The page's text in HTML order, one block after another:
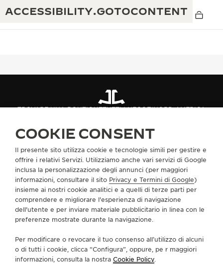
ACCESSIBILITY.GOTOCONTENT
GARANZIA JAEGER-LECOULTRE
GARANZIA DEI SEGNATEMPO
GARANZIA ATMOS
THE GOLDEN RATIO MUSICAL SHOW
MOSTRA “THE PERPETUAL
TIMEKEEPER”
THE DREAM SHAPER
REVERSO STORIES
THE SOUND MAKER
THE STELLAR ODYSSEY
ECCELLENZA: OLTRE 190 ANNI DI TRADIZIONE
MAESTRIA: 108 MESTIERI
TROVARE UNA BOUTIQUETUTTI I NEGOZINORD AMERICA
VAI ALLA PAGINA INSTAGRAM DI JAEGER-
VAI ALLA PAGINA LINKEDIN DI JAEGER-
VAI ALLA PAGINA FACEBOOK DI
VAI ALLA PAGINA YOUTUBE
VAI ALLA PAGINA
VAI ALLA PAGINA
INFORMAZIONI SU DI NOI
SERVIZI
CONTATTI
COOKIE CONSENT
Il presente sito utilizza cookie e tecnologie simili per gestire e
offrire i relativi Servizi. Utilizziamo anche vari servizi di Google
inclusa la personalizzazione degli annunci (per maggiori
informazioni, consultare il sito Privacy e Termini di Google)
insieme ai nostri cookie analitici e a quelli di terze parti per
comprendere e migliorare l'esperienza di navigazione
dell'utente e per inviare materiale pubblicitario in linea con le
preferenze mostrate durante la navigazione.
Per modificare o revocare il tuo consenso all’utilizzo di alcuni
o di tutti i cookie, clicca “Configura”, oppure, pe r maggiori
informazioni, consulta la nostra Cookie Policy.